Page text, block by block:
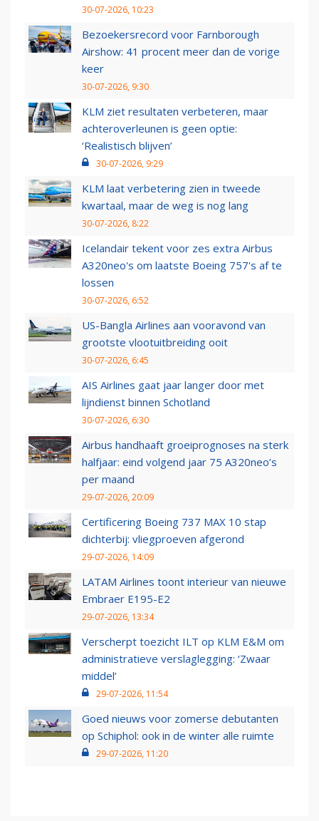
30-07-2026, 10:23
Bezoekersrecord voor Farnborough
Airshow: 41 procent meer dan de vorige
keer
30-07-2026, 9:30
KLM ziet resultaten verbeteren, maar
achteroverleunen is geen optie:
‘Realistisch blijven’
30-07-2026, 9:29
KLM laat verbetering zien in tweede
kwartaal, maar de weg is nog lang
30-07-2026, 8:22
Icelandair tekent voor zes extra Airbus
A320neo's om laatste Boeing 757's af te
lossen
30-07-2026, 6:52
US-Bangla Airlines aan vooravond van
grootste vlootuitbreiding ooit
30-07-2026, 6:45
AIS Airlines gaat jaar langer door met
lijndienst binnen Schotland
30-07-2026, 6:30
Airbus handhaaft groeiprognoses na sterk
halfjaar: eind volgend jaar 75 A320neo’s
per maand
29-07-2026, 20:09
Certificering Boeing 737 MAX 10 stap
dichterbij: vliegproeven afgerond
29-07-2026, 14:09
LATAM Airlines toont interieur van nieuwe
Embraer E195-E2
29-07-2026, 13:34
Verscherpt toezicht ILT op KLM E&M om
administratieve verslaglegging: ‘Zwaar
middel’
29-07-2026, 11:54
Goed nieuws voor zomerse debutanten
op Schiphol: ook in de winter alle ruimte
29-07-2026, 11:20